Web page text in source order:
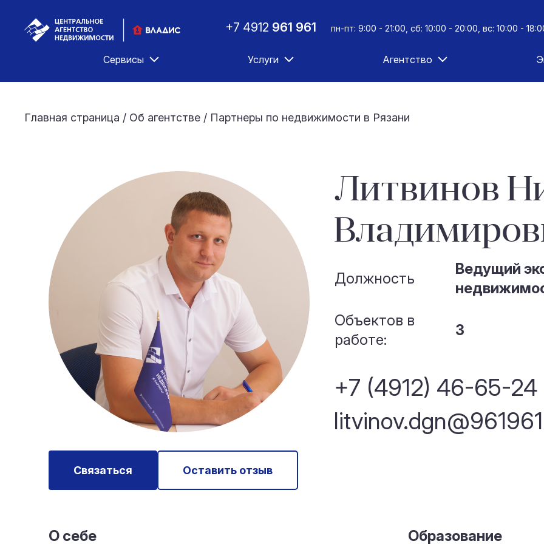
+7 4912 961 961 пн-пт: 9:00 - 21:00, сб: 10:00 - 20:00, вс: 10:00 -
Сервисы Услуги Агентство
Главная страница / Об агентстве / Партнеры по недвижимости в Рязани
Связаться Оставить отзыв
Литвинов
Должность
Ведущий
Объектов в
работе:
3
+7 (4912) 46-65-24
О себе
Образование